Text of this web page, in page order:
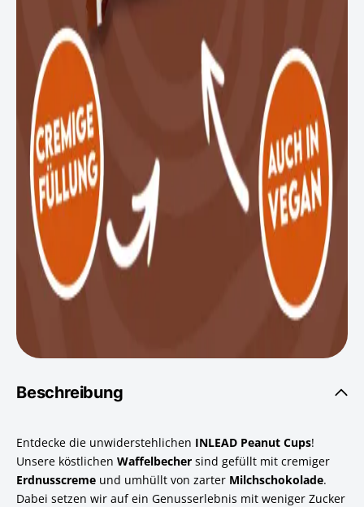
Beschreibung
Entdecke die unwiderstehlichen INLEAD Peanut Cups!
Unsere köstlichen Waffelbecher sind gefüllt mit cremiger
Erdnusscreme und umhüllt von zarter Milchschokolade.
Dabei setzen wir auf ein Genusserlebnis mit weniger Zucker